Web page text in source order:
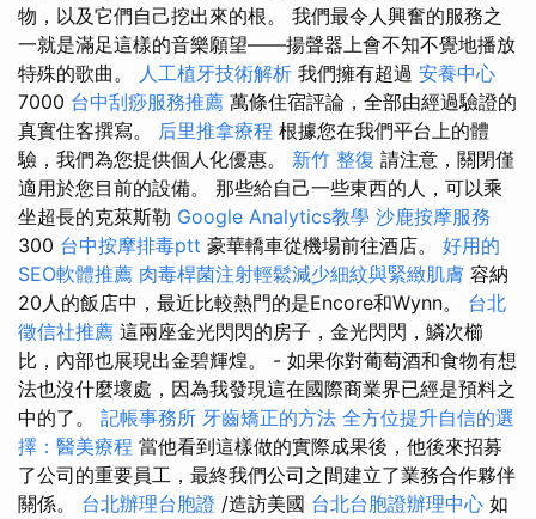
物，以及它們自己挖出來的根。 我們最令人興奮的服務之
一就是滿足這樣的音樂願望——揚聲器上會不知不覺地播放
特殊的歌曲。 人工植牙技術解析 我們擁有超過 安養中心
7000 台中刮痧服務推薦 萬條住宿評論，全部由經過驗證的
真實住客撰寫。 后里推拿療程 根據您在我們平台上的體
驗，我們為您提供個人化優惠。 新竹 整復 請注意，關閉僅
適用於您目前的設備。 那些給自己一些東西的人，可以乘
坐超長的克萊斯勒 Google Analytics教學 沙鹿按摩服務
300 台中按摩排毒ptt 豪華轎車從機場前往酒店。 好用的
SEO軟體推薦 肉毒桿菌注射輕鬆減少細紋與緊緻肌膚 容納
20人的飯店中，最近比較熱門的是Encore和Wynn。 台北
徵信社推薦 這兩座金光閃閃的房子，金光閃閃，鱗次櫛
比，內部也展現出金碧輝煌。 - 如果你對葡萄酒和食物有想
法也沒什麼壞處，因為我發現這在國際商業界已經是預料之
中的了。 記帳事務所 牙齒矯正的方法 全方位提升自信的選
擇：醫美療程 當他看到這樣做的實際成果後，他後來招募
了公司的重要員工，最終我們公司之間建立了業務合作夥伴
關係。 台北辦理台胞證 /造訪美國 台北台胞證辦理中心 如